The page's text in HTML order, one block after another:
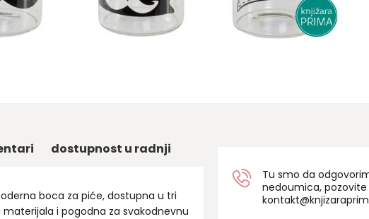
dostupnost u radnji
boca za piće, dostupna u tri
i pogodna za svakodnevnu
Tu smo da
nedoumica, pozovite